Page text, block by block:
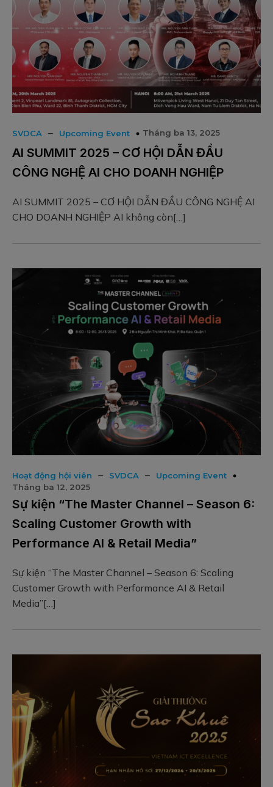
SVDCA – Upcoming Event Tháng ba 13, 2025
AI SUMMIT 2025 – CƠ HỘI DẪN ĐẦU
CÔNG NGHỆ AI CHO DOANH NGHIỆP
AI SUMMIT 2025 – CƠ HỘI DẪN ĐẦU CÔNG NGHỆ AI
CHO DOANH NGHIỆP AI không còn[…]
Hoạt động hội viên – SVDCA –
Upcoming Event
Tháng ba 12, 2025
Sự kiện “The Master Channel – Season 6:
Scaling Customer Growth with
Performance AI & Retail Media”
Sự kiện “The Master Channel – Season 6: Scaling
Customer Growth with Performance AI & Retail
Media”[…]